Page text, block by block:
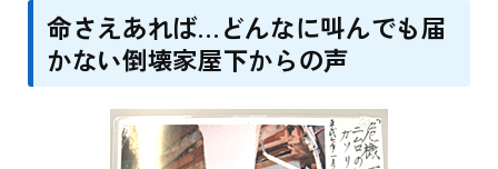
命さえあれば…どんなに叫んでも届
かない倒壊家屋下からの声